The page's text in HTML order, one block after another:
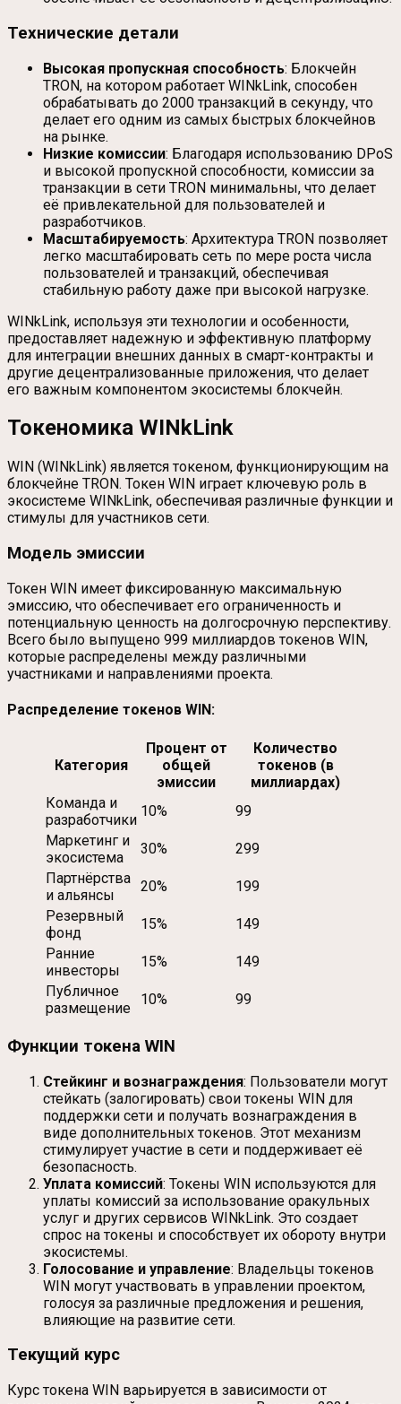
Технические детали
Высокая пропускная способность: Блокчейн
TRON, на котором работает WINkLink, способен
обрабатывать до 2000 транзакций в секунду, что
делает его одним из самых быстрых блокчейнов
на рынке.
Низкие комиссии: Благодаря использованию DPoS
и высокой пропускной способности, комиссии за
транзакции в сети TRON минимальны, что делает
её привлекательной для пользователей и
разработчиков.
Масштабируемость: Архитектура TRON позволяет
легко масштабировать сеть по мере роста числа
пользователей и транзакций, обеспечивая
стабильную работу даже при высокой нагрузке.
WINkLink, используя эти технологии и особенности,
предоставляет надежную и эффективную платформу
для интеграции внешних данных в смарт-контракты и
другие децентрализованные приложения, что делает
его важным компонентом экосистемы блокчейн.
Токеномика WINkLink
WIN (WINkLink) является токеном, функционирующим на
блокчейне TRON. Токен WIN играет ключевую роль в
экосистеме WINkLink, обеспечивая различные функции и
стимулы для участников сети.
Модель эмиссии
Токен WIN имеет фиксированную максимальную
эмиссию, что обеспечивает его ограниченность и
потенциальную ценность на долгосрочную перспективу.
Всего было выпущено 999 миллиардов токенов WIN,
которые распределены между различными
участниками и направлениями проекта.
Распределение токенов WIN:
Категория
Процент от
общей
эмиссии
Количество
токенов (в
миллиардах)
Команда и
разработчики
10%
99
Маркетинг и
экосистема
30%
299
Партнёрства
и альянсы
20%
199
Резервный
фонд
15%
149
Ранние
инвесторы
15%
149
Публичное
размещение
10% 99
Функции токена WIN
Стейкинг и вознаграждения: Пользователи могут
стейкать (залогировать) свои токены WIN для
поддержки сети и получать вознаграждения в
виде дополнительных токенов. Этот механизм
стимулирует участие в сети и поддерживает её
безопасность.
Уплата комиссий: Токены WIN используются для
уплаты комиссий за использование оракульных
услуг и других сервисов WINkLink. Это создает
спрос на токены и способствует их обороту внутри
экосистемы.
Голосование и управление: Владельцы токенов
WIN могут участвовать в управлении проектом,
голосуя за различные предложения и решения,
влияющие на развитие сети.
Текущий курс
Курс токена WIN варьируется в зависимости от